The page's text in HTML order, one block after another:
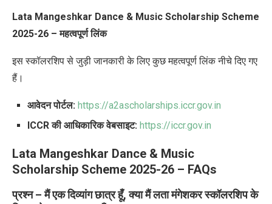
Lata Mangeshkar Dance & Music Scholarship Scheme
2025-26 – महत्वपूर्ण लिंक
इस स्कॉलरशिप से जुड़ी जानकारी के लिए कुछ महत्वपूर्ण लिंक नीचे दिए गए
हैं।
आवेदन पोर्टल: https://a2ascholarships.iccr.gov.in
ICCR की आधिकारिक वेबसाइट: https://iccr.gov.in
Lata Mangeshkar Dance & Music
Scholarship Scheme 2025-26 – FAQs
प्रश्न – मैं एक दिव्यांग छात्र हूँ,क्या मैं लता मंगेशकर स्कॉलरशिप के